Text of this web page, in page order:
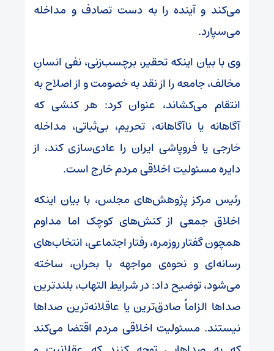
می‌کند و آینده را به دست تصادف و مداخله
می‌سپارد.
وی با بیان اینکه تحقیر، برچسب‌زنی، نفی انسانِ
مخالف، جامعه را از نقد به خصومت و از اصلاح به
انتقام می‌کشاند، عنوان کرد: هر کنشی که
آگاهانه یا ناآگاهانه، تحریم، بی‌ثباتی، مداخله
خارجی یا فروپاشی ایران را عادی‌سازی کند، از
دایره‌ مسئولیت اخلاقی مردم خارج است.
رئیس مرکز پژوهش‌های مجلس، با بیان اینکه
اخلاق جمعی از کنش‌های کوچک اما مداوم
همچون گفتار روزمره، رفتار اجتماعی، انتخاب‌های
رسانه‌ای و نحوه‌ی مواجهه با بحران، ساخته
می‌شود، توضیح داد: در شرایط التهاب، بلندترین
صداها الزاماً صادق‌ترین یا عاقلانه‌ترین صداها
نیستند. مسئولیت اخلاقی مردم اقتضا می‌کند